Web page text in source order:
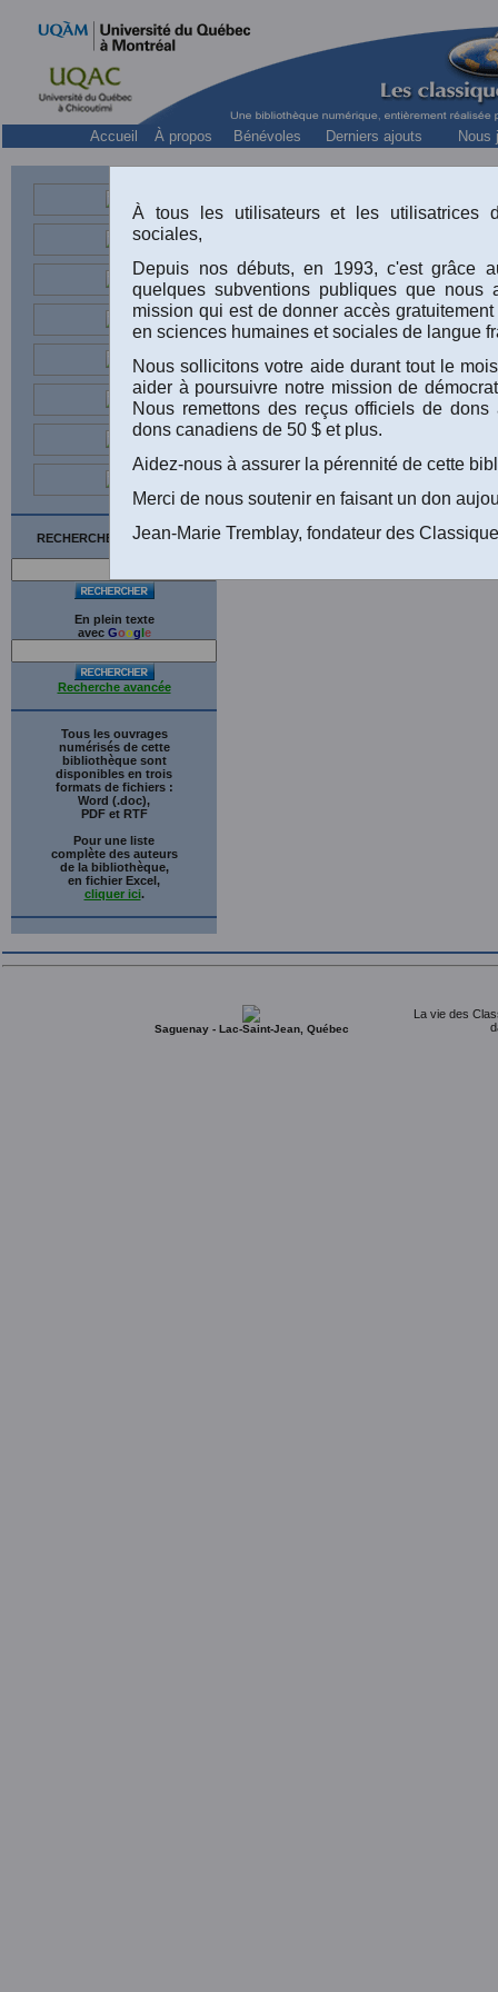
Accueil À propos Bénévoles Derniers ajouts Nous
RECHERCHE SUR LE SITE
En plein texte
avec Google
Recherche avancée
Tous les ouvrages
numérisés de cette
bibliothèque sont
disponibles en trois
formats de fichiers :
Word (.doc),
PDF et RTF
Pour une liste
complète des auteurs
de la bibliothèque,
en fichier Excel,
cliquer ici.
Appel à contributions, 3 août 2009.
Pour
de
Saguenay - Lac-Saint-Jean, Québec
La vie des
À tous les utilisateurs et les utilisatrices
sociales,
Depuis nos débuts, en 1993, c'est grâce
quelques subventions publiques que
mission qui est de donner accès
en sciences humaines et sociales de langue
Nous sollicitons votre aide durant tout le
aider à poursuivre notre mission de
Nous remettons des reçus officiels de
dons canadiens de 50 $ et plus.
Aidez-nous à assurer la pérennité de cette
Merci de nous soutenir en faisant un don
Jean-Marie Tremblay, fondateur des